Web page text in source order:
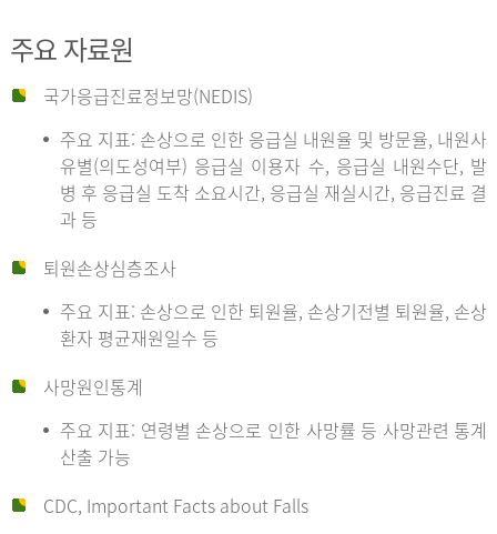
주요 자료원
국가응급진료정보망(NEDIS)
주요 지표: 손상으로 인한 응급실 내원율 및 방문율, 내원사
유별(의도성여부) 응급실 이용자 수, 응급실 내원수단, 발
병 후 응급실 도착 소요시간, 응급실 재실시간, 응급진료 결
과 등
퇴원손상심층조사
주요 지표: 손상으로 인한 퇴원율, 손상기전별 퇴원율, 손상
환자 평균재원일수 등
사망원인통계
주요 지표: 연령별 손상으로 인한 사망률 등 사망관련 통계
산출 가능
CDC, Important Facts about Falls